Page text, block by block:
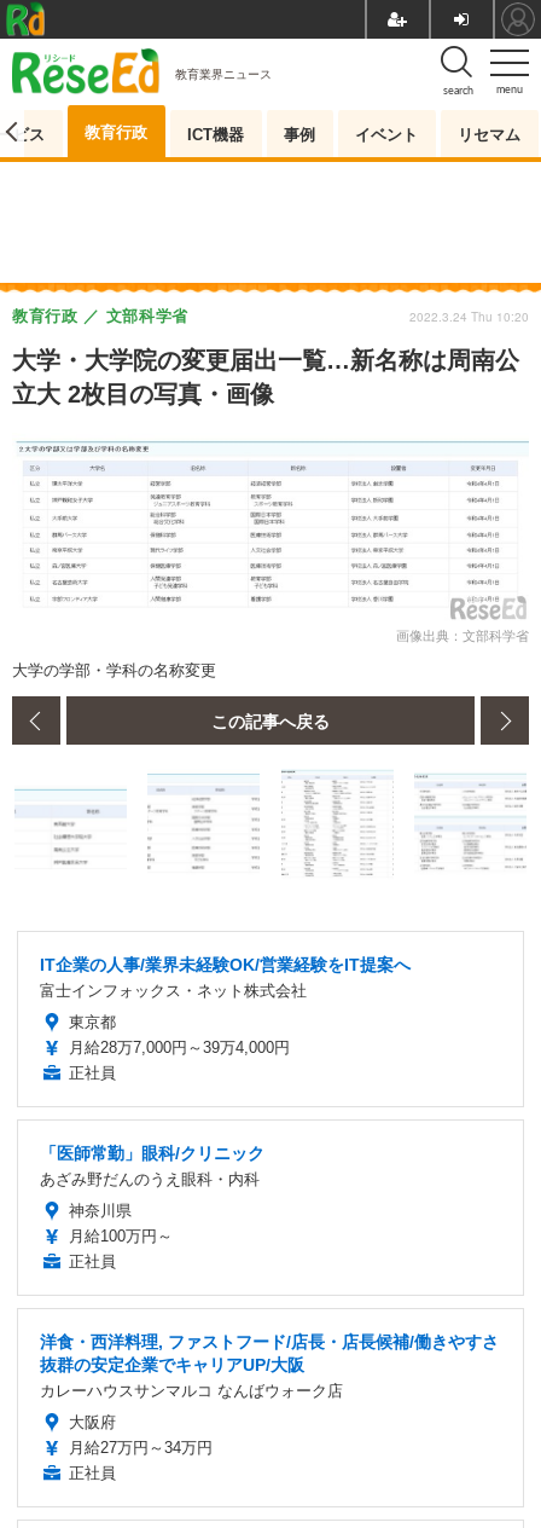
menu
search
教育業界ニュース
ビス 教育行政 ICT機器 事例 イベント リセマム
大学・大学院の変更届出一覧…新名称は周南公
立大 2枚目の写真・画像
教育行政 文部科学省 2022.3.24 Thu 10:20
画像出典：文部科学省
大学の学部・学科の名称変更
この記事へ戻る
IT企業の人事/業界未経験OK/営業経験をIT提案へ
富士インフォックス・ネット株式会社
東京都
月給28万7,000円～39万4,000円
正社員
「医師常勤」眼科/クリニック
あざみ野だんのうえ眼科・内科
神奈川県
月給100万円～
正社員
洋食・西洋料理, ファストフード/店長・店長候補/働きやすさ
抜群の安定企業でキャリアUP/大阪
カレーハウスサンマルコ なんばウォーク店
大阪府
月給27万円～34万円
正社員